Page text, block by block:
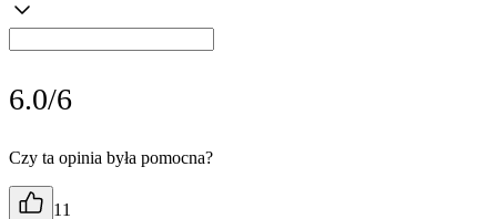
6.0/6
Czy ta opinia była pomocna?
11